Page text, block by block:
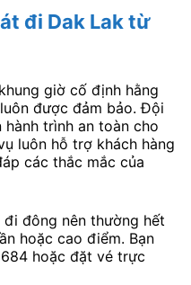
đi Dak Lak từ
giờ cố định hằng
được đảm bảo. Đội
trình an toàn cho
luôn hỗ trợ khách hàng
các thắc mắc của
đông nên thường hết
hoặc cao điểm. Bạn
hoặc đặt vé trực